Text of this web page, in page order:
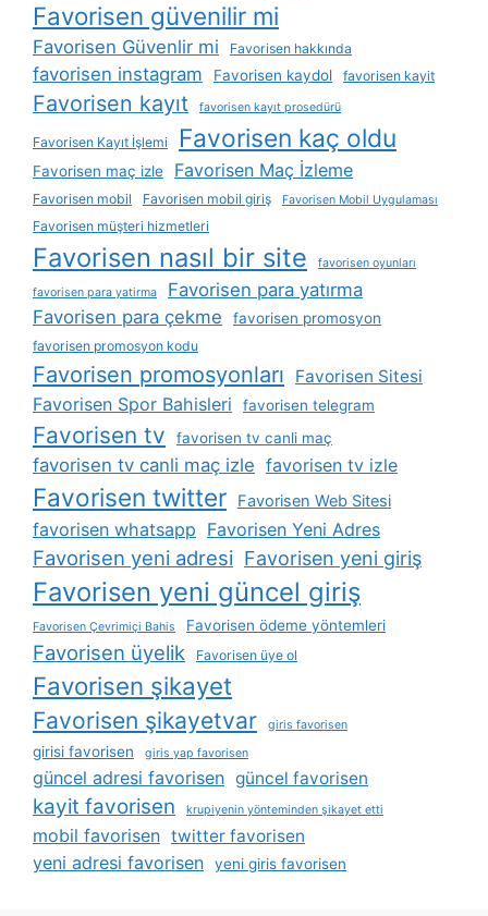
Favorisen güvenilir mi
Favorisen Güvenlir mi Favorisen hakkında
favorisen instagram Favorisen kaydol favorisen kayit
Favorisen kayıt favorisen kayıt prosedürü
Favorisen Kayıt İşlemi Favorisen kaç oldu
Favorisen maç izle Favorisen Maç İzleme
Favorisen mobil Favorisen mobil giriş Favorisen Mobil Uygulaması
Favorisen müşteri hizmetleri
Favorisen nasıl bir site favorisen oyunları
favorisen para yatirma
Favorisen para yatırma
Favorisen para çekme
favorisen promosyon
favorisen promosyon kodu
Favorisen promosyonları Favorisen Sitesi
Favorisen Spor Bahisleri favorisen telegram
Favorisen tv favorisen tv canli maç
favorisen tv canli maç izle favorisen tv izle
Favorisen twitter Favorisen Web Sitesi
favorisen whatsapp Favorisen Yeni Adres
Favorisen yeni adresi Favorisen yeni giriş
Favorisen yeni güncel giriş
Favorisen Çevrimiçi Bahis Favorisen ödeme yöntemleri
Favorisen üyelik Favorisen üye ol
Favorisen şikayet
Favorisen şikayetvar giris favorisen
girisi favorisen giris yap favorisen
güncel adresi favorisen güncel favorisen
kayit favorisen krupiyenin yönteminden şikayet etti
mobil favorisen twitter favorisen
yeni adresi favorisen yeni giris favorisen